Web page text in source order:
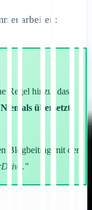
Regel hinzu, dass
Niemals übersetzt
Blogbeitrag mit dem